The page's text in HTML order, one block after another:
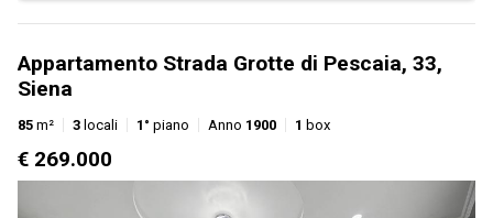
Appartamento Strada Grotte di Pescaia, 33,
Siena
85 m² 3 locali 1° piano Anno 1900 1 box
€ 269.000